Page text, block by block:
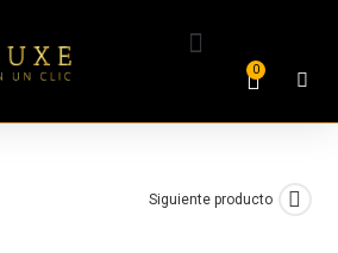
0
Siguiente producto